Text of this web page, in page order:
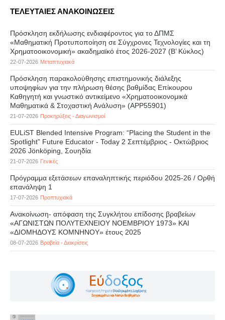
ΤΕΛΕΥΤΑΙΕΣ ΑΝΑΚΟΙΝΩΣΕΙΣ
Πρόσκληση εκδήλωσης ενδιαφέροντος για το ΔΠΜΣ
«Μαθηματική Προτυποποίηση σε Σύγχρονες Τεχνολογίες και τη
Χρηματοοικονομική» ακαδημαϊκό έτος 2026-2027 (B’ Kύκλος)
22-07-2026 Μεταπτυχιακά
Πρόσκληση παρακολούθησης επιστημονικής διάλεξης
υποψηφίων για την πλήρωση θέσης βαθμίδας Επίκουρου
Καθηγητή και γνωστικό αντικείμενο «Χρηματοοικονομικά
Μαθηματικά & Στοχαστική Ανάλυση» (APP55901)
21-07-2026 Προκηρύξεις - Διαγωνισμοί
EULiST Blended Intensive Program: “Placing the Student in the
Spotlight” Future Educator - Today 2 Σεπτέμβριος - Οκτώβριος
2026 Jönköping, Σουηδία
21-07-2026 Γενικές
Πρόγραμμα εξετάσεων επαναληπτικής περιόδου 2025-26 / Ορθή
επανάληψη 1
17-07-2026 Προπτυχιακά
Ανακοίνωση- απόφαση της Συγκλήτου επίδοσης βραβείων
«ΑΓΩΝΙΣΤΩΝ ΠΟΛΥΤΕΧΝΕΙΟΥ ΝΟΕΜΒΡΙΟΥ 1973» ΚΑΙ
«ΔΙΟΜΗΔΟΥΣ ΚΟΜΝΗΝΟΥ» έτους 2025
08-07-2026 Βραβεία - Διακρίσεις